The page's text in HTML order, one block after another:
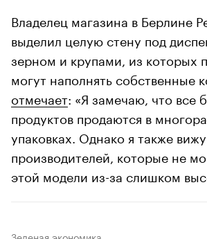
Владелец магазина в Берлине
выделил целую стену под
зерном и крупами, из которых
могут наполнять собственные
отмечает: «Я замечаю, что все
продуктов продаются в
упаковках. Однако я также
производителей, которые не
этой модели из-за слишком